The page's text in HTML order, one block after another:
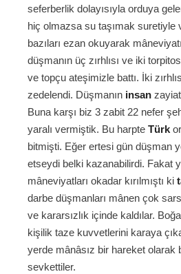
seferberlik dolayısıyla orduya
hiç olmazsa su taşımak suretiyle
bazıları ezan okuyarak
düşmanın üç zırhlısı ve iki
ve topçu ateşimizle battı. İki
zedelendi. Düşmanın insan
Buna karşı biz 3 zabit 22 nefer
yaralı vermiştik. Bu harpte Türk
bitmişti. Eğer ertesi gün düşman
etseydi belki kazanabilirdi. Fakat
mâneviyatları okadar kırılmıştı ki
darbe düşmanları mânen çok
ve kararsızlık içinde kaldılar.
kişilik taze kuvvetlerini karaya
yerde mânâsız bir hareket olarak
sevkettiler.